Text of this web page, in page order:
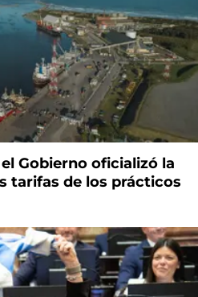
Gobierno oficializó la
tarifas de los prácticos